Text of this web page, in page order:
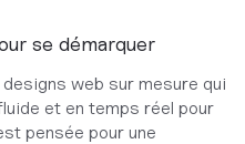
se démarquer
web sur mesure qui
et en temps réel pour
pensée pour une